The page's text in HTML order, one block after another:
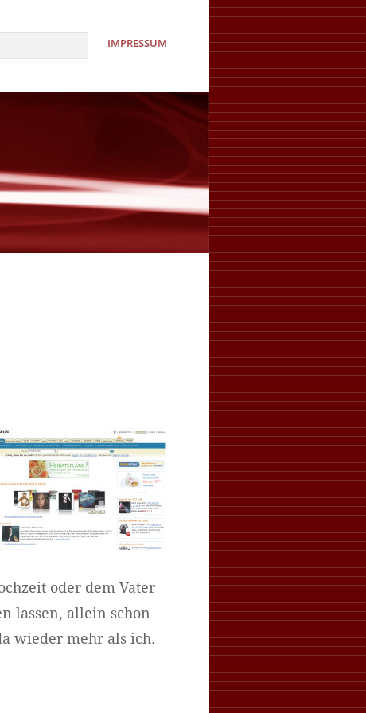
IMPRESSUM
oder dem Vater
lassen, allein schon
wieder mehr als ich.